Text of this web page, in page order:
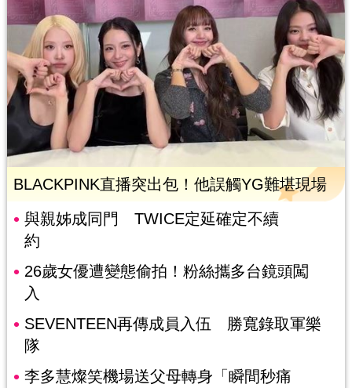
BLACKPINK直播突出包！他誤觸YG難堪現場
與親姊成同門 TWICE定延確定不續
約
26歲女優遭變態偷拍！粉絲攜多台鏡頭闖
入
SEVENTEEN再傳成員入伍 勝寬錄取軍樂
隊
李多慧燦笑機場送父母轉身「瞬間秒痛